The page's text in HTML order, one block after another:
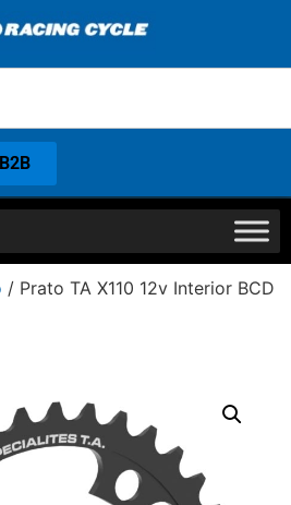
/ Prato TA X110 12v Interior BCD